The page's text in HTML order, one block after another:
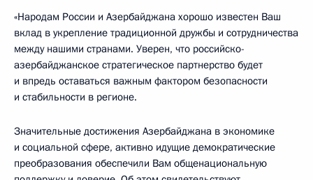
«Народам России и Азербайджана хорошо известен Ваш
вклад в укрепление традиционной дружбы и сотрудничества
между нашими странами. Уверен, что российско-
азербайджанское стратегическое партнерство будет
и впредь оставаться важным фактором безопасности
и стабильности в регионе.
Значительные достижения Азербайджана в экономике
и социальной сфере, активно идущие демократические
преобразования обеспечили Вам общенациональную